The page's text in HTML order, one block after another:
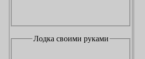
Лодка своими руками